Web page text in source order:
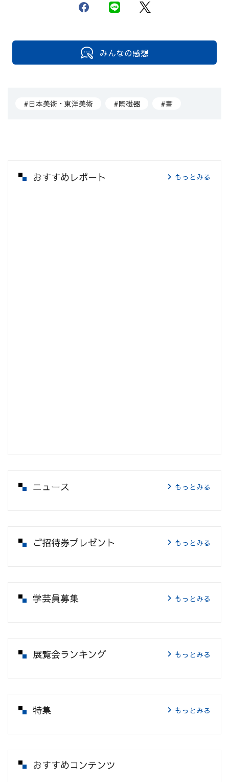
みんなの感想
#日本美術・東洋美術 #陶磁器 #書
おすすめレポート もっとみる
ニュース もっとみる
ご招待券プレゼント もっとみる
学芸員募集 もっとみる
展覧会ランキング もっとみる
特集 もっとみる
おすすめコンテンツ